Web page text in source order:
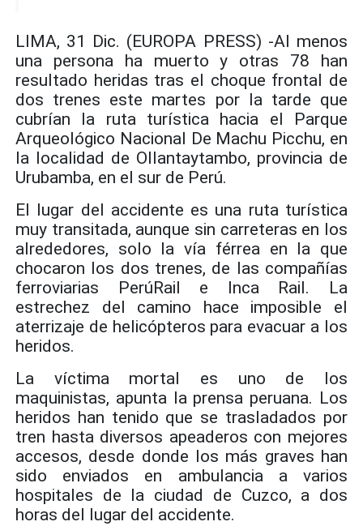
LIMA, 31 Dic. (EUROPA PRESS) -Al menos
una persona ha muerto y otras 78 han
resultado heridas tras el choque frontal de
dos trenes este martes por la tarde que
cubrían la ruta turística hacia el Parque
Arqueológico Nacional De Machu Picchu, en
la localidad de Ollantaytambo, provincia de
Urubamba, en el sur de Perú.
El lugar del accidente es una ruta turística
muy transitada, aunque sin carreteras en los
alrededores, solo la vía férrea en la que
chocaron los dos trenes, de las compañías
ferroviarias PerúRail e Inca Rail. La
estrechez del camino hace imposible el
aterrizaje de helicópteros para evacuar a los
heridos.
La víctima mortal es uno de los
maquinistas, apunta la prensa peruana. Los
heridos han tenido que se trasladados por
tren hasta diversos apeaderos con mejores
accesos, desde donde los más graves han
sido enviados en ambulancia a varios
hospitales de la ciudad de Cuzco, a dos
horas del lugar del accidente.